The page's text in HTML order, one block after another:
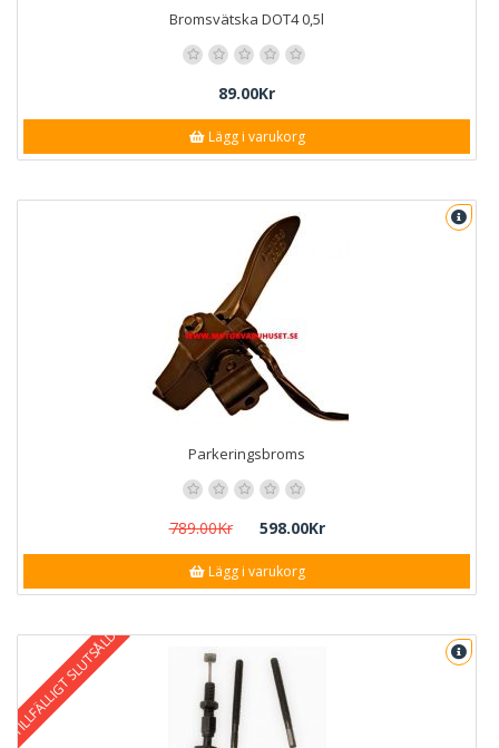
Bromsvätska DOT4 0,5l
89.00Kr
Lägg i varukorg
Parkeringsbroms
789.00Kr 598.00Kr
Lägg i varukorg
TILLFÄLLIGT SLUTSÅLD